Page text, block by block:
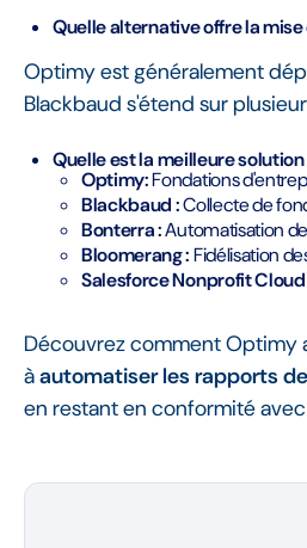
Quelle alternative offre la
Optimy est généralement
Blackbaud s'étend sur
Quelle est la meilleure
Optimy:Fondations
Blackbaud :Collecte de
Bonterra :Automatisation
Bloomerang :Fidélisation
Salesforce Nonprofit Cloud
Découvrez comment Optimy
àautomatiser les rapports de
en restant en conformité